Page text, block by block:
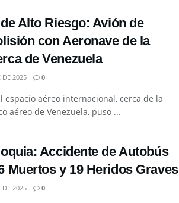
Alto Riesgo: Avión de
con Aeronave de la
de Venezuela
DE 2025 0
espacio aéreo internacional, cerca de la
aéreo de Venezuela, puso ...
Accidente de Autobús
Muertos y 19 Heridos Graves
DE 2025 0